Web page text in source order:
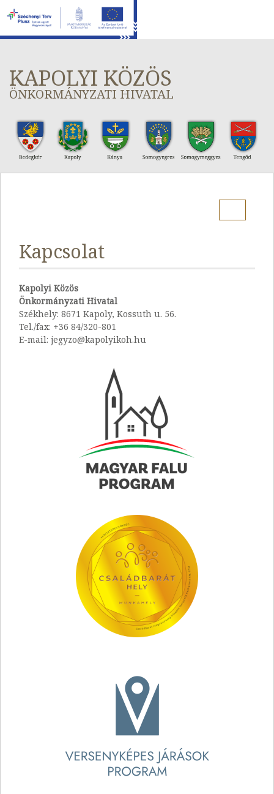
KAPOLYI KÖZÖS
ÖNKORMÁNYZATI HIVATAL
Kapcsolat
Kapolyi Közös
Önkormányzati Hivatal
Székhely: 8671 Kapoly, Kossuth u. 56.
Tel./fax: +36 84/320-801
E-mail: jegyzo@kapolyikoh.hu